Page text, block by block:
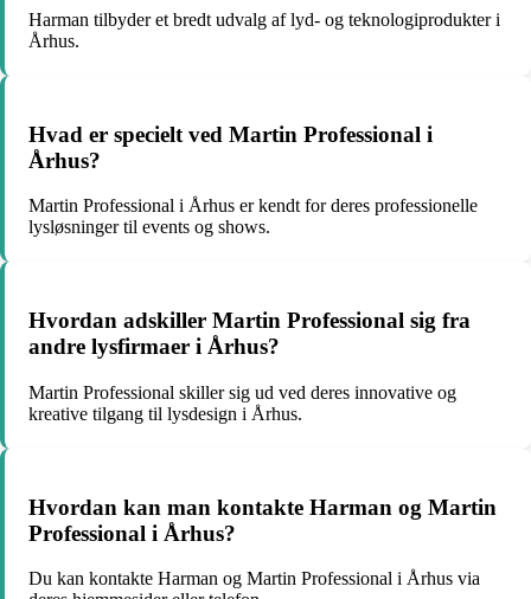
Harman tilbyder et bredt udvalg af lyd- og teknologiprodukter i
Århus.
Hvad er specielt ved Martin Professional i
Århus?
Martin Professional i Århus er kendt for deres professionelle
lysløsninger til events og shows.
Hvordan adskiller Martin Professional sig fra
andre lysfirmaer i Århus?
Martin Professional skiller sig ud ved deres innovative og
kreative tilgang til lysdesign i Århus.
Hvordan kan man kontakte Harman og Martin
Professional i Århus?
Du kan kontakte Harman og Martin Professional i Århus via